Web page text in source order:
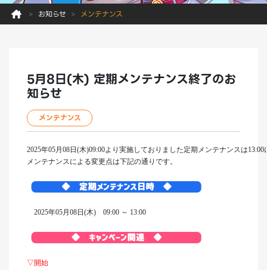
お知らせ メンテナンス
5月8日(木) 定期メンテナンス終了のお
知らせ
メンテナンス
2025年05月08日(木)09:00より実施しておりました定期メンテナンスは
メンテナンスによる変更点は下記の通りです。
2025年05月08日(木) 09:00 ～ 13:00
▽開始